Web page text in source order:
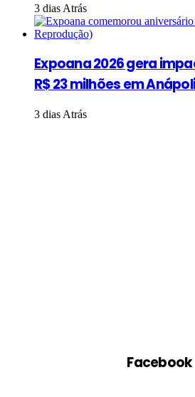
3 dias Atrás
Expoana 2026 gera
R$ 23 milhões em
3 dias Atrás
Facebook